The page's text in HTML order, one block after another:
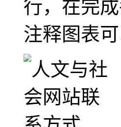
行，在完
注释图表